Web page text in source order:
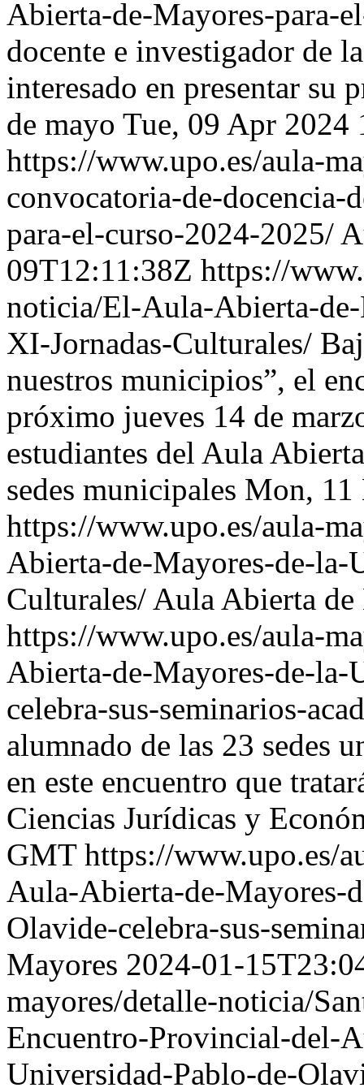
Abierta-de-Mayores-para-
docente e investigador de
interesado en presentar su
de mayo Tue, 09 Apr 2024
https://www.upo.es/aula-
convocatoria-de-
para-el-curso-2024-2025/
09T12:11:38Z https://
noticia/El-Aula-Abierta-
XI-Jornadas-Culturales/
nuestros municipios”, el
próximo jueves 14 de
estudiantes del Aula
sedes municipales Mon, 11
https://www.upo.es/aula-
Abierta-de-Mayores-de-la-
Culturales/ Aula Abierta de
https://www.upo.es/aula-
Abierta-de-Mayores-de-
celebra-sus-seminarios-
alumnado de las 23 sedes
en este encuentro que
Ciencias Jurídicas y
GMT https://www.upo.es/
Aula-Abierta-de-Mayores-
Olavide-celebra-sus-
Mayores 2024-01-
mayores/detalle-noticia/
Encuentro-Provincial-del-
Universidad-Pablo-de-